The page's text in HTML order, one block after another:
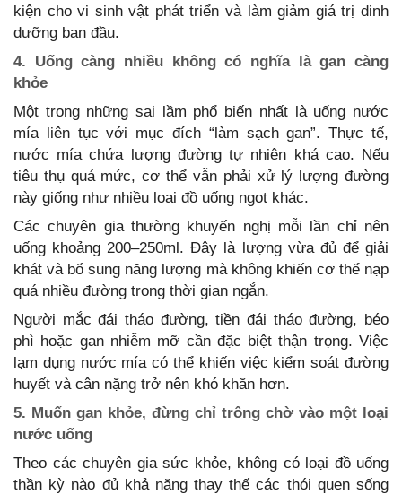
kiện cho vi sinh vật phát triển và làm giảm giá trị dinh
dưỡng ban đầu.
4. Uống càng nhiều không có nghĩa là gan càng
khỏe
Một trong những sai lầm phổ biến nhất là uống nước
mía liên tục với mục đích “làm sạch gan”. Thực tế,
nước mía chứa lượng đường tự nhiên khá cao. Nếu
tiêu thụ quá mức, cơ thể vẫn phải xử lý lượng đường
này giống như nhiều loại đồ uống ngọt khác.
Các chuyên gia thường khuyến nghị mỗi lần chỉ nên
uống khoảng 200–250ml. Đây là lượng vừa đủ để giải
khát và bổ sung năng lượng mà không khiến cơ thể nạp
quá nhiều đường trong thời gian ngắn.
Người mắc đái tháo đường, tiền đái tháo đường, béo
phì hoặc gan nhiễm mỡ cần đặc biệt thận trọng. Việc
lạm dụng nước mía có thể khiến việc kiểm soát đường
huyết và cân nặng trở nên khó khăn hơn.
5. Muốn gan khỏe, đừng chỉ trông chờ vào một loại
nước uống
Theo các chuyên gia sức khỏe, không có loại đồ uống
thần kỳ nào đủ khả năng thay thế các thói quen sống